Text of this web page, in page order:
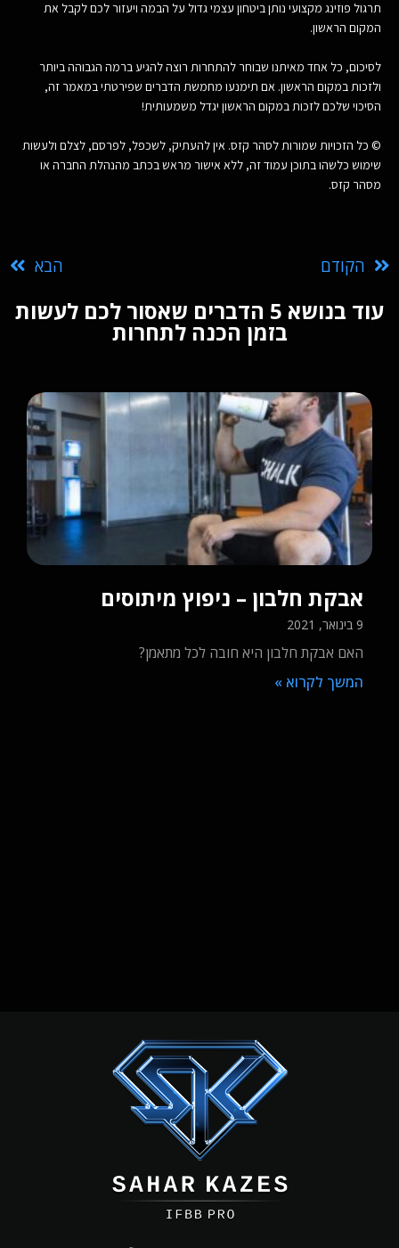
תרגול פוזינג מקצועי נותן ביטחון עצמי גדול על הבמה ויעזור לכם לקבל את
המקום הראשון.
לסיכום, כל אחד מאיתנו שבוחר להתחרות רוצה להגיע ברמה הגבוהה ביותר
ולזכות במקום הראשון. אם תימנעו מחמשת הדברים שפירטתי במאמר זה,
הסיכוי שלכם לזכות במקום הראשון יגדל משמעותית!
© כל הזכויות שמורות לסהר קזס. אין להעתיק, לשכפל, לפרסם, לצלם ולעשות
שימוש כלשהו בתוכן עמוד זה, ללא אישור מראש בכתב מהנהלת החברה או
מסהר קזס.
הקודם הבא
עוד בנושא 5 הדברים שאסור לכם לעשות
בזמן הכנה לתחרות
מיתוסים
לכל מתאמן?
חג פסח –
הדרכים לעבור את ערב